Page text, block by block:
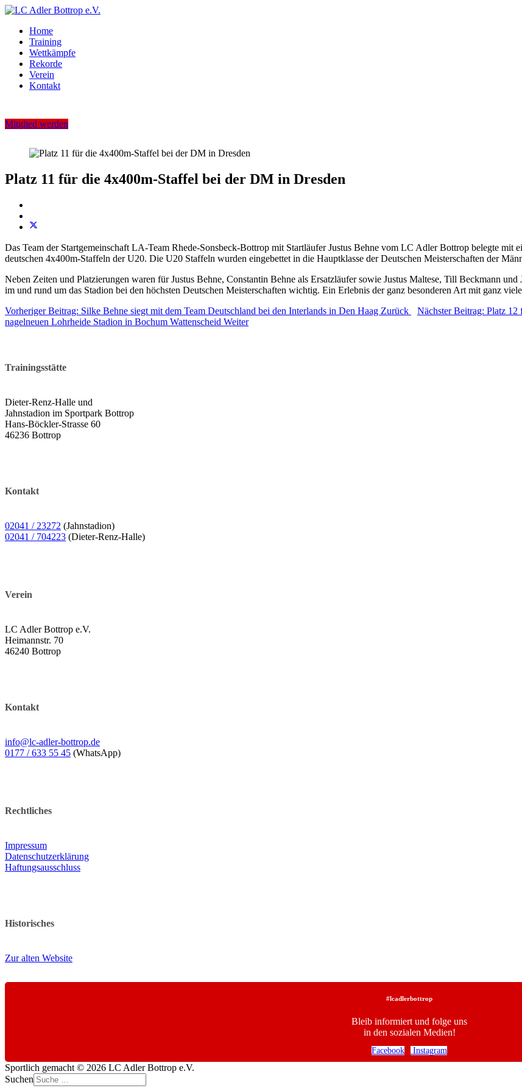
Home
Training
Wettkämpfe
Rekorde
Verein
Kontakt
Mitglied werden
Platz 11 für die 4x400m-Staffel bei der DM in Dresden
Das Team der Startgemeinschaft LA-Team Rhede-Sonsbeck-Bottrop mit Startläufer Justus Behne vom LC Adler Bottrop belegte mit
deutschen 4x400m-Staffeln der U20. Die U20 Staffeln wurden eingebettet in die Hauptklasse der Deutschen Meisterschaften der
Neben Zeiten und Platzierungen waren für Justus Behne, Constantin Behne als Ersatzläufer sowie Justus Maltese, Till Beckmann
im und rund um das Stadion bei den höchsten Deutschen Meisterschaften wichtig. Ein Erlebnis der ganz besonderen Art mit ganz
Vorheriger Beitrag: Silke Behne siegt mit dem Team Deutschland bei den Interlands in Den Haag Zurück
Nächster Beitrag: Platz 12
nagelneuen Lohrheide Stadion in Bochum Wattenscheid Weiter
Trainingsstätte
Dieter-Renz-Halle und
Jahnstadion im Sportpark Bottrop
Hans-Böckler-Strasse 60
46236 Bottrop
Kontakt
02041 / 23272 (Jahnstadion)
02041 / 704223 (Dieter-Renz-Halle)
Verein
LC Adler Bottrop e.V.
Heimannstr. 70
46240 Bottrop
Kontakt
info@lc-adler-bottrop.de
0177 / 633 55 45 (WhatsApp)
Rechtliches
Impressum
Datenschutzerklärung
Haftungsausschluss
Historisches
Zur alten Website
#lcadlerbottrop
Bleib informiert und folge uns
in den sozialen Medien!
Facebook Instagram
Sportlich gemacht © 2026 LC Adler Bottrop e.V.
Suchen